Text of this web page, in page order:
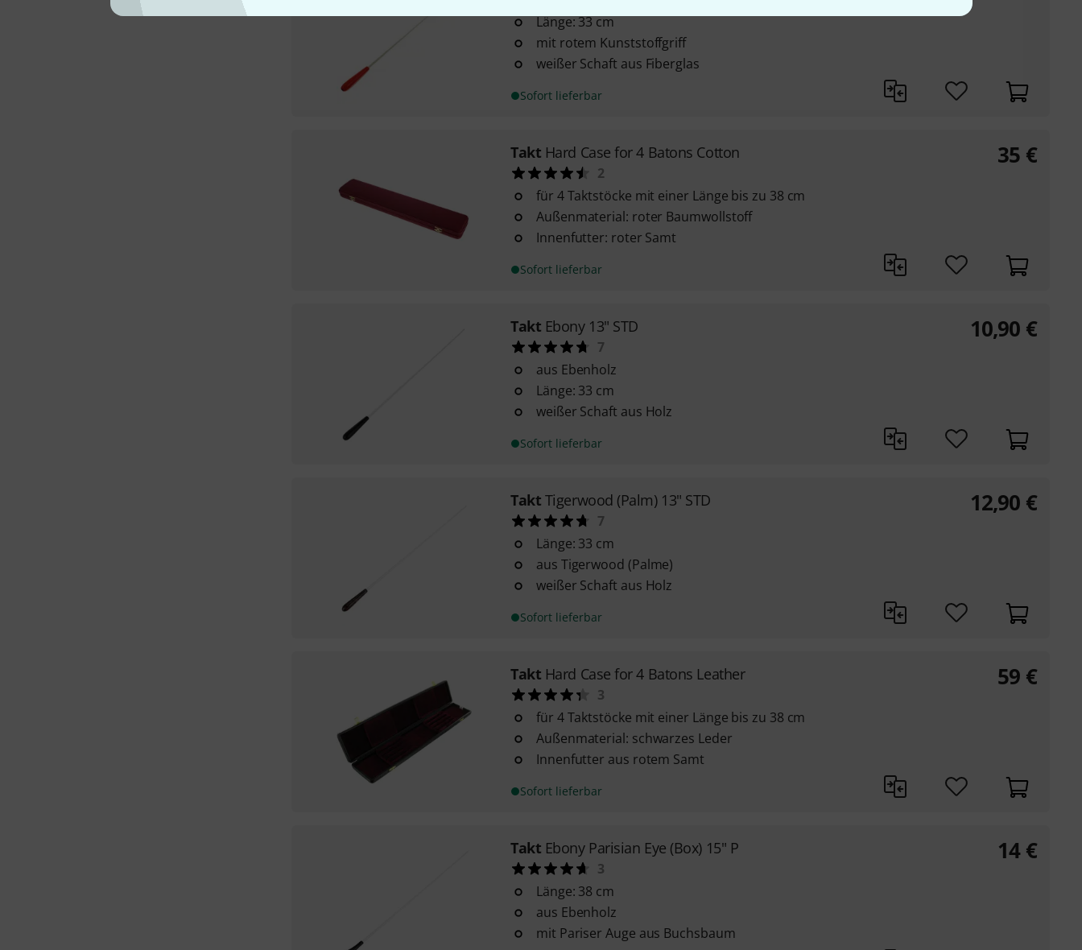
Länge: 33 cm
mit rotem Kunststoffgriff
weißer Schaft aus Fiberglas
Sofort lieferbar
Takt Hard Case for 4 Batons Cotton
2
für 4 Taktstöcke mit einer Länge bis zu 38 cm
Außenmaterial: roter Baumwollstoff
Innenfutter: roter Samt
Sofort lieferbar
35 €
Takt Ebony 13" STD
7
aus Ebenholz
Länge: 33 cm
weißer Schaft aus Holz
Sofort lieferbar
10,90 €
Takt Tigerwood (Palm) 13" STD
7
Länge: 33 cm
aus Tigerwood (Palme)
weißer Schaft aus Holz
Sofort lieferbar
12,90 €
Takt Hard Case for 4 Batons Leather
3
für 4 Taktstöcke mit einer Länge bis zu 38 cm
Außenmaterial: schwarzes Leder
Innenfutter aus rotem Samt
Sofort lieferbar
59 €
Takt Ebony Parisian Eye (Box) 15" P
3
Länge: 38 cm
aus Ebenholz
mit Pariser Auge aus Buchsbaum
14 €